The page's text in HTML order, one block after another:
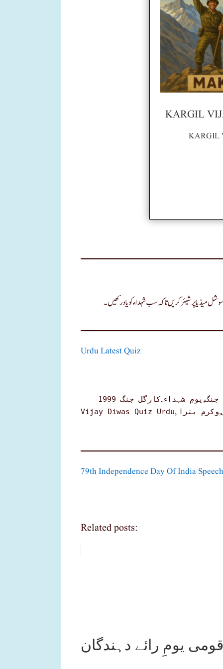
KARGIL
KARGIL
میڈیا پر شیئر کریں تاکہ سب شہداء کو یاد رکھیں۔
Urdu Latest Quiz
جنگ, یومِ شہداء,کارگل جنگ 1999
Vijay Diwas Quiz Urdu, ,وکرم بترا
79th Independence Day Of India
Related posts: